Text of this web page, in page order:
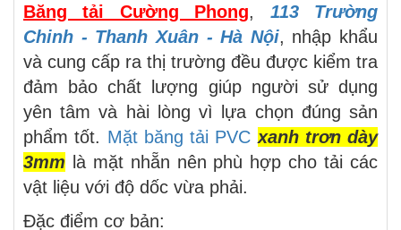
Băng tải Cường Phong, 113 Trường
Chinh - Thanh Xuân - Hà Nội, nhập khẩu
và cung cấp ra thị trường đều được kiểm tra
đảm bảo chất lượng giúp người sử dụng
yên tâm và hài lòng vì lựa chọn đúng sản
phẩm tốt. Mặt băng tải PVC xanh trơn dày
3mm là mặt nhẵn nên phù hợp cho tải các
vật liệu với độ dốc vừa phải.
Đặc điểm cơ bản: